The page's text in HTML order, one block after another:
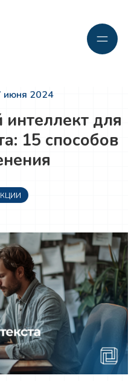
июня 2024
для
15 способов